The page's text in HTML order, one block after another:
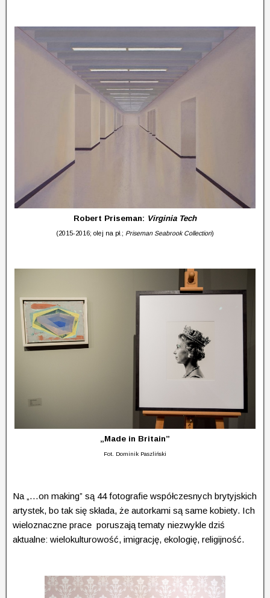
Robert Priseman: Virginia Tech
(2015-2016; olej na pł.; Priseman Seabrook Collection)
„Made in Britain”
Fot. Dominik Paszliński
Na „…on making” są 44 fotografie współczesnych brytyjskich
artystek, bo tak się składa, że autorkami są same kobiety. Ich
wieloznaczne prace poruszają tematy niezwykle dziś
aktualne: wielokulturowość, imigrację, ekologię, religijność.